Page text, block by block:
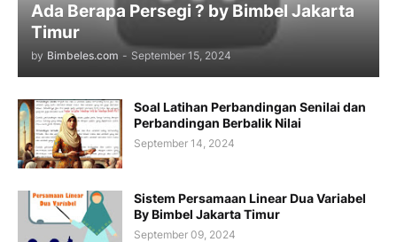
Ada Berapa Persegi ? by Bimbel Jakarta
Timur
by Bimbeles.com - September 15, 2024
Soal Latihan Perbandingan Senilai dan
Perbandingan Berbalik Nilai
September 14, 2024
Sistem Persamaan Linear Dua Variabel
By Bimbel Jakarta Timur
September 09, 2024